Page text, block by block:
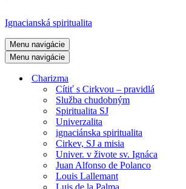
Ignacianská spiritualita
Menu navigácie
Menu navigácie
Charizma
Cítiť s Cirkvou – pravidlá
Služba chudobným
Spiritualita SJ
Univerzalita
ignaciánska spiritualita
Cirkev, SJ a misia
Univer. v živote sv. Ignáca
Juan Alfonso de Polanco
Louis Lallemant
Luis de la Palma